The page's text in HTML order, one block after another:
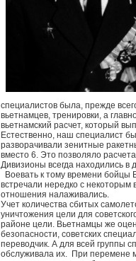
специалистов была, прежде
вьетнамцев, тренировки, а
вьетнамский расчет, который
Естественно, наш специалист
разворачивали зенитные
вместо 6. Это позволяло
Дивизионы всегда находились в
Воевать к тому времени бойцы
встречали нередко с некоторым
отношения налаживались.
Учет количества сбитых
уничтожения цели для
районе цели. Вьетнамцы же
безопасности, советских
переводчик. А для всей группы
обслуживала их. При перемене